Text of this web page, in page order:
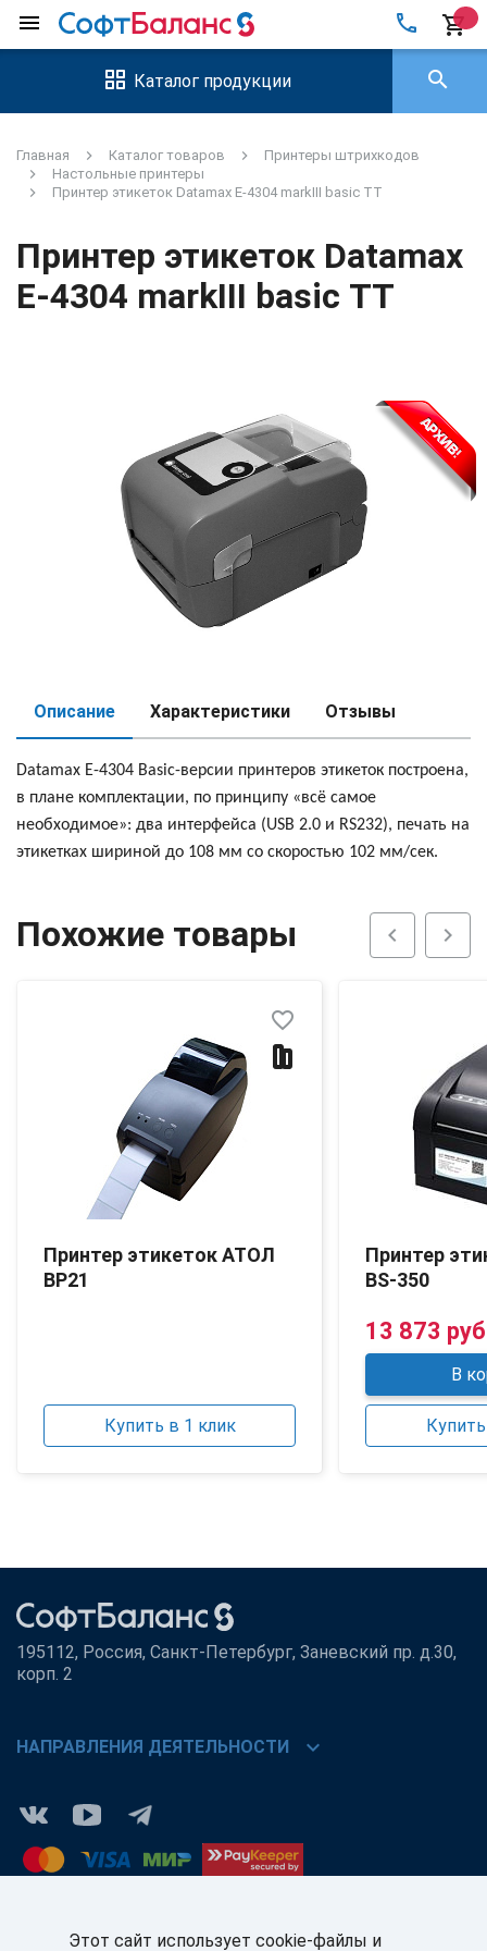
menu local_phone shopping_cart
Каталог продукции search
Главная Каталог товаров
Принтеры штрихкодов
Настольные принтеры
Принтер этикеток Datamax E-4304 markIII basic ТТ
Принтер этикеток Datamax
E-4304 markIII basic ТТ
Описание Характеристики Отзывы
Datamax E-4304 Basic-версии принтеров этикеток построена,
в плане комплектации, по принципу «всё самое
необходимое»: два интерфейса (USB 2.0 и RS232), печать на
этикетках шириной до 108 мм со скоростью 102 мм/сек.
Похожие товары chevron_left chevron_right
Принтер этикеток АТОЛ
BP21
favorite_border
Купить в 1 клик
Принтер
BS-350
13 873
В
195112, Россия, Санкт-Петербург, Заневский пр. д.30,
корп. 2
НАПРАВЛЕНИЯ ДЕЯТЕЛЬНОСТИ chevron_right
Этот сайт использует cookie-файлы и